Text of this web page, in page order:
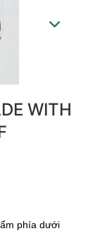
WITH
phía dưới